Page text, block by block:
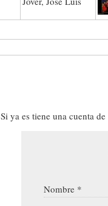
Si ya es tiene una cuenta de
Nombre *